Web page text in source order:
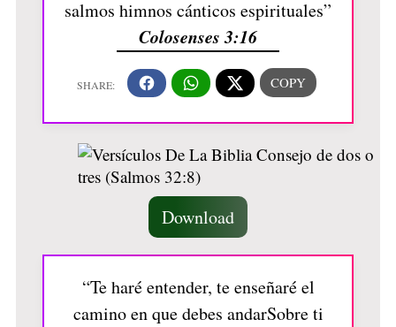
salmos himnos cánticos espirituales”
Colosenses 3:16
Download
“Te haré entender, te enseñaré el
camino en que debes andarSobre ti